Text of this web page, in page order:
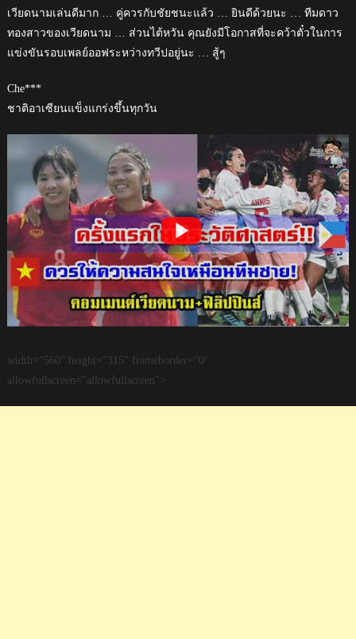
เวียดนามเล่นดีมาก … คู่ควรกับชัยชนะแล้ว … ยินดีด้วยนะ … ทีมดาว
ทองสาวของเวียดนาม … ส่วนไต้หวัน คุณยังมีโอกาสที่จะคว้าตั๋วในการ
แข่งขันรอบเพลย์ออฟระหว่างทวีปอยู่นะ … สู้ๆ
Che***
ชาติอาเซียนแข็งแกร่งขึ้นทุกวัน
width="560" height="315" frameborder="0"
allowfullscreen="allowfullscreen">